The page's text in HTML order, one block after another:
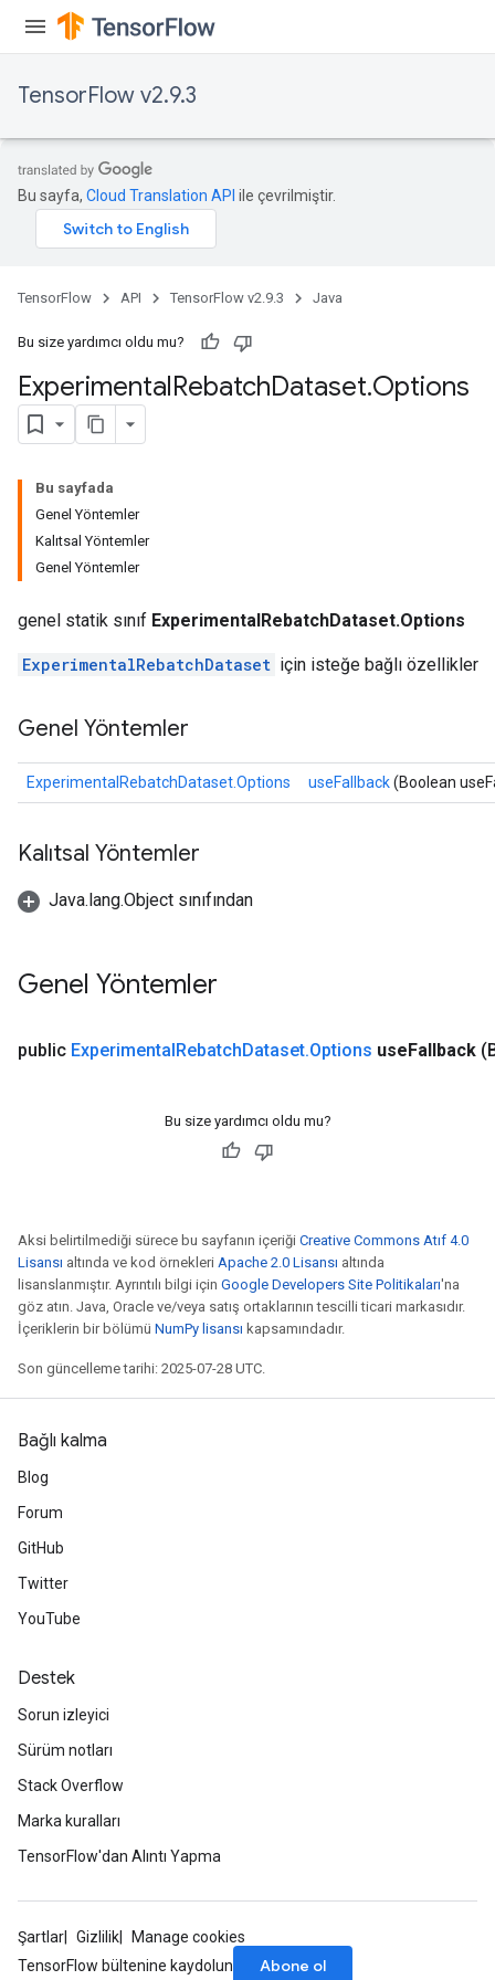
TensorFlow v2.9.3
Bu sayfa, Cloud Translation API ile çevrilmiştir.
TensorFlow API TensorFlow v2.9.3 Java
Bu size yardımcı oldu mu?
ExperimentalRebatchDataset.Options
Bu sayfada
Genel Yöntemler
Kalıtsal Yöntemler
Genel Yöntemler
genel statik sınıf ExperimentalRebatchDataset.Options
ExperimentalRebatchDataset için isteğe bağlı özellikler
Genel Yöntemler
ExperimentalRebatchDataset.Options useFallback(Boolean
Kalıtsal Yöntemler
Java.lang.Object sınıfından
Genel Yöntemler
public ExperimentalRebatchDataset.Options useFallback
Bu size yardımcı oldu mu?
Aksi belirtilmediği sürece bu sayfanın içeriği Creative Commons Atıf 4.0
Lisansı altında ve kod örnekleri Apache 2.0 Lisansı altında
lisanslanmıştır. Ayrıntılı bilgi için Google Developers Site Politikaları'na
göz atın. Java, Oracle ve/veya satış ortaklarının tescilli ticari markasıdır.
İçeriklerin bir bölümü NumPy lisansı kapsamındadır.
Son güncelleme tarihi: 2025-07-28 UTC.
Bağlı kalma
Blog
Forum
GitHub
Twitter
YouTube
Destek
Sorun izleyici
Sürüm notları
Stack Overflow
Marka kuralları
TensorFlow'dan Alıntı Yapma
Şartlar Gizlilik
Manage cookies
TensorFlow bültenine kaydolun
Abone ol